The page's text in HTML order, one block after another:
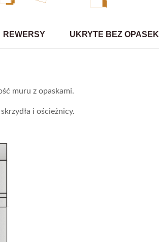
REWERSY UKRYTE BEZ OPASEK
muru z opaskami.
i ościeżnicy.